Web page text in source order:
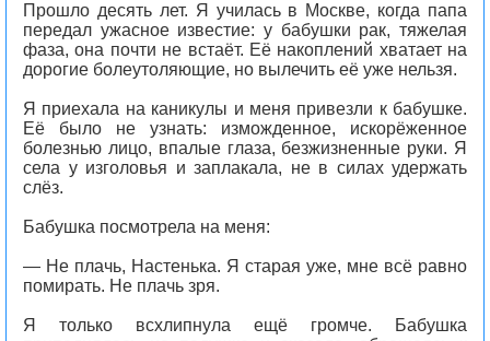
Прошло десять лет. Я училась в Москве, когда папа
передал ужасное известие: у бабушки рак, тяжелая
фаза, она почти не встаёт. Её накоплений хватает на
дорогие болеутоляющие, но вылечить её уже нельзя.
Я приехала на каникулы и меня привезли к бабушке.
Её было не узнать: изможденное, искорёженное
болезнью лицо, впалые глаза, безжизненные руки. Я
села у изголовья и заплакала, не в силах удержать
слёз.
Бабушка посмотрела на меня:
— Не плачь, Настенька. Я старая уже, мне всё равно
помирать. Не плачь зря.
Я только всхлипнула ещё громче. Бабушка